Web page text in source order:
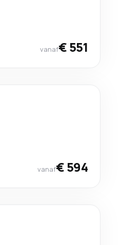
vanaf€ 551
vanaf€ 594